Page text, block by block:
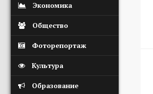
Экономика
Общество
Фоторепортаж
Культура
Образование